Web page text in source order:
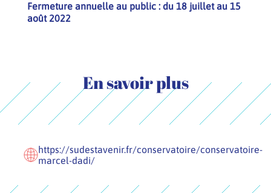
Fermeture annuelle au public : du 18 juillet au 15
août 2022
En savoir plus
https://sudestavenir.fr/conservatoire/conservatoire-
marcel-dadi/